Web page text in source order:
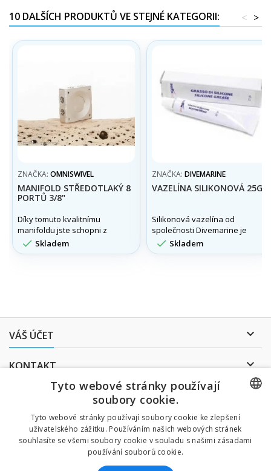
10 DALŠÍCH PRODUKTŮ VE STEJNÉ KATEGORII: >
<
ZNAČKA: OMNISWIVEL
MANIFOLD STŘEDOTLAKÝ 8
PORTŮ 3/8"
Díky tomuto kvalitnímu
manifoldu jste schopni z
jednoho zdroje tlaku
rozvést tlak do více
 Skladem
ZNAČKA: DIVEMARINE
VAZELÍNA SILIKONOVÁ 25G
Silikonová vazelína od
společnosti Divemarine je
vynikající prostředek na
promazávání a konzervaci
 Skladem
VÁŠ ÚČET 
KONTAKT 
ODBĚR NOVINEK
Uděluji souhlas se
zpracováním osobních údajů.
CZECH
CZECH
Tyto webové stránky používají
soubory cookie.
Tyto webové stránky používají soubory cookie ke zlepšení
uživatelského zážitku. Používáním našich webových stránek
souhlasíte se všemi soubory cookie v souladu s našimi zásadami
používání souborů cookie.